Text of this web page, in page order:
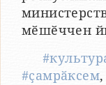
мӗшӗччен
#ҫамрӑксем